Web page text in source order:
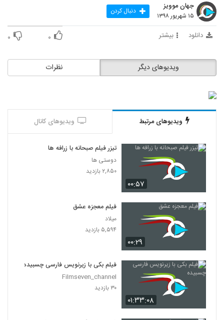
جهان موویز
۱۵ شهریور ۱۳۹۸ دنبال کردن
دانلود بیشتر ۰ ۰
نظرات ویدیوهای دیگر
ویدیوهای مرتبط ویدیوهای کانال
۰۰:۵۷
تیزر فیلم صبحانه با زرافه ها
دوستی ها
۲,۸۵۰ بازدید
۰۰:۲۹
فیلم معجزه عشق
میلاد
۵,۵۹۴ بازدید
۰۱:۳۳:۰۸
فیلم بکی با زیرنویس فارسی چسبیده
Filmseven_channel
۳۰ بازدید